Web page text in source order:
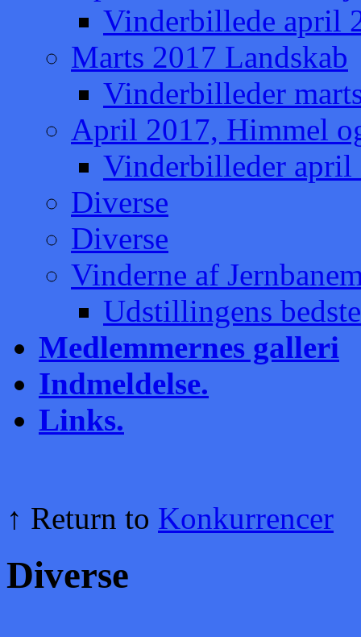
Vinderbillede april
Marts 2017 Landskab
Vinderbilleder
April 2017, Himmel
Vinderbilleder
Diverse
Diverse
Vinderne af
Udstillingens
Medlemmernes galleri
Indmeldelse.
Links.
↑ Return to Konkurrencer
Diverse